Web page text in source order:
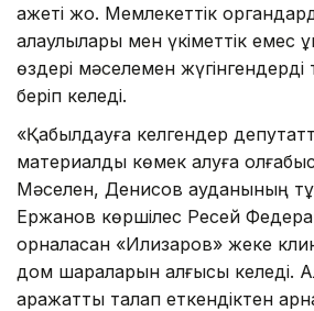
қажеті жоқ. Мемлекеттік
қалаулылары мен үкіметтік
өздері мәселемен
беріп келеді.
«Қабылдауға келгендер
материалдық көмек алуға
Мәселен, Денисов ауданының
Ержанов көршілес Ресей
орналасқан «Илизаров» жеке
дом шараларын алғысы келеді.
қаражатты талап еткендіктен